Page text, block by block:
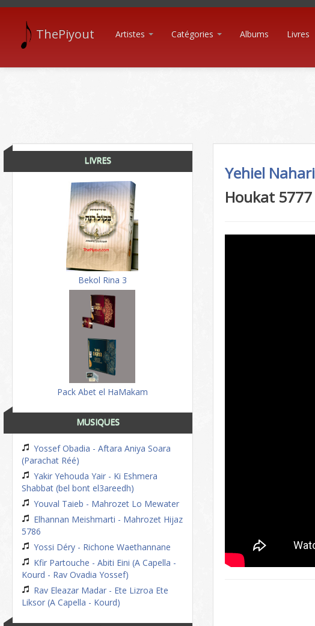
ThePiyout Artistes Catégories Albums Livres
LIVRES
Bekol Rina 3
Pack Abet el HaMakam
MUSIQUES
Yossef Obadia - Aftara Aniya Soara
(Parachat Réé)
Yakir Yehouda Yair - Ki Eshmera
Shabbat (bel bont el3areedh)
Youval Taieb - Mahrozet Lo Mewater
Elhannan Meishmarti - Mahrozet Hijaz
5786
Yossi Déry - Richone Waethannane
Kfir Partouche - Abiti Eini (A Capella -
Kourd - Rav Ovadia Yossef)
Rav Eleazar Madar - Ete Lizroa Ete
Liksor (A Capella - Kourd)
Yehiel Nahari
Houkat 5777